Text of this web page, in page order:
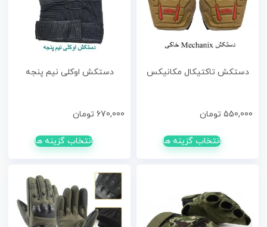
دستکش تاکتیکال مکانیکس
550,000 تومان
انتخاب گزینه ها
دستکش اوکلی نیم پنجه
670,000 تومان
انتخاب گزینه ها